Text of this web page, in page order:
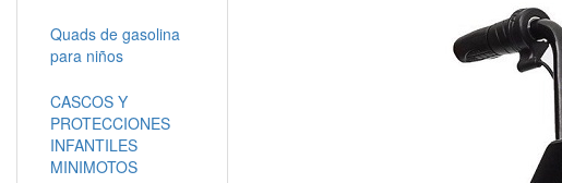
Quads de gasolina
para niños
CASCOS Y
PROTECCIONES
INFANTILES
MINIMOTOS